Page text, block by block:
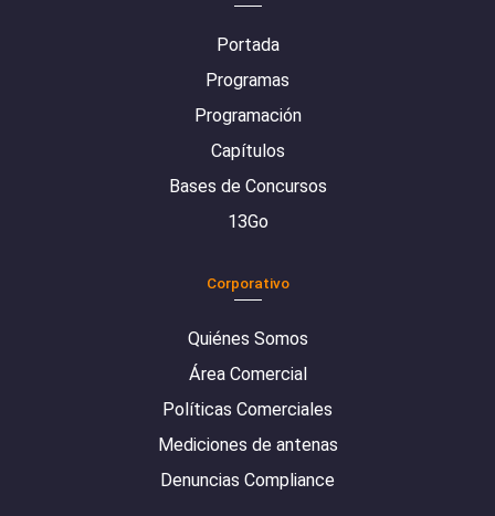
Portada
Programas
Programación
Capítulos
Bases de Concursos
13Go
Corporativo
Quiénes Somos
Área Comercial
Políticas Comerciales
Mediciones de antenas
Denuncias Compliance